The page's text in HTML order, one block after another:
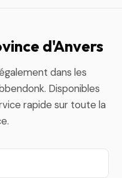
d'Anvers
dans les
Disponibles
rapide sur toute la